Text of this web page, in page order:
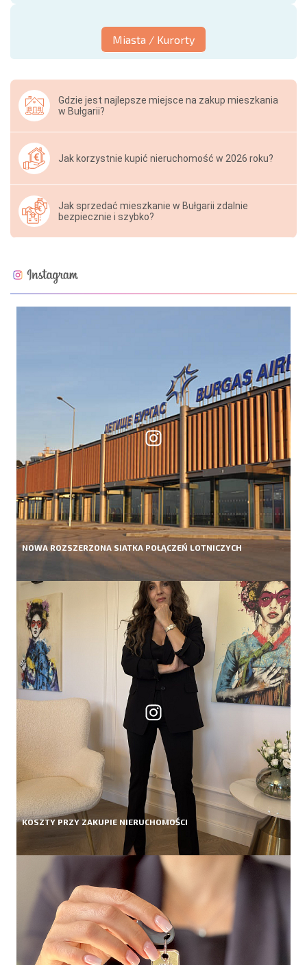
Miasta / Kurorty
Gdzie jest najlepsze miejsce na zakup mieszkania
w Bułgarii?
Jak korzystnie kupić nieruchomość w 2026 roku?
Jak sprzedać mieszkanie w Bułgarii zdalnie
bezpiecznie i szybko?
NOWA ROZSZERZONA SIATKA POŁĄCZEŃ LOTNICZYCH
KOSZTY PRZY ZAKUPIE NIERUCHOMOŚCI